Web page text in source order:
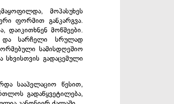
მოპასუხეს
ფორმით განკარგვა.
მოწმეები.
და სარჩელი სრულად
სამისდღეშიო
სხვისთვის გადაცემული
სააპელაციო წესით,
გადაწყვეტილება,